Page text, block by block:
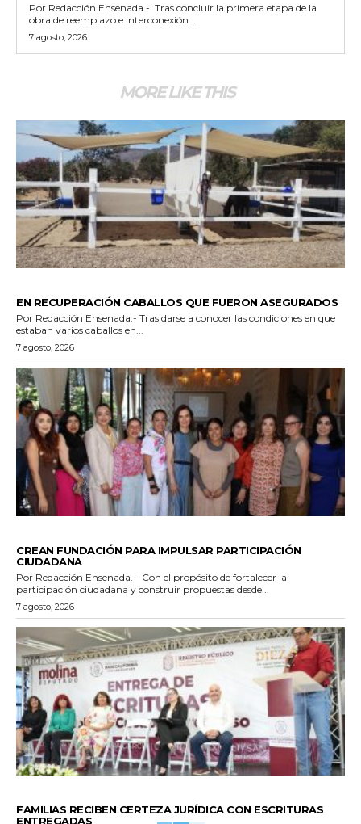
Por Redacción Ensenada.- Tras concluir la primera etapa de la
obra de reemplazo e interconexión...
7 agosto, 2026
MORE LIKE THIS
EN RECUPERACIÓN CABALLOS QUE FUERON ASEGURADOS
Por Redacción Ensenada.- Tras darse a conocer las condiciones en que
estaban varios caballos en...
7 agosto, 2026
CREAN FUNDACIÓN PARA IMPULSAR PARTICIPACIÓN
CIUDADANA
Por Redacción Ensenada.- Con el propósito de fortalecer la
participación ciudadana y construir propuestas desde...
7 agosto, 2026
FAMILIAS RECIBEN CERTEZA JURÍDICA CON ESCRITURAS
ENTREGADAS